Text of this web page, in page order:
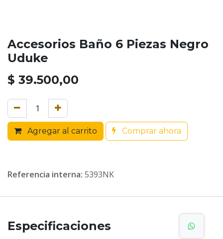
Accesorios Baño 6 Piezas Negro
Uduke
$ 39.500,00
Agregar al carrito Comprar ahora
Referencia interna: 5393NK
Especificaciones